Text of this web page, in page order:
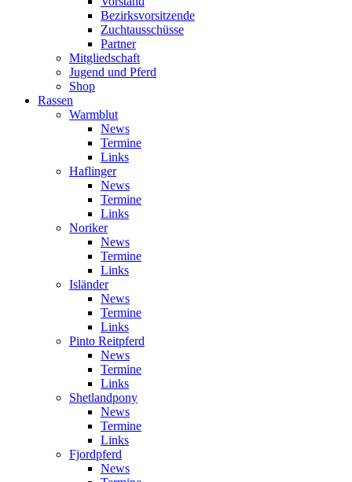
Bezirksvorsitzende
Zuchtausschüsse
Partner
Mitgliedschaft
Jugend und Pferd
Shop
Rassen
Warmblut
News
Termine
Links
Haflinger
News
Termine
Links
Noriker
News
Termine
Links
Isländer
News
Termine
Links
Pinto Reitpferd
News
Termine
Links
Shetlandpony
News
Termine
Links
Fjordpferd
News